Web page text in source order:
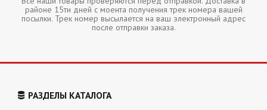
районе 15ти дней с моента получения трек номера вашей
посылки. Трек номер высылается на ваш электронный адрес
после отправки заказа.
РАЗДЕЛЫ КАТАЛОГА